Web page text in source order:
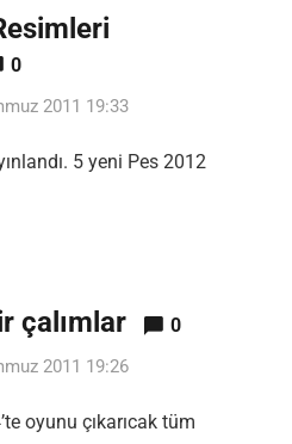
0
2011 19:33
5 yeni Pes 2012
çalımlar 0
2011 19:26
oyunu çıkarıcak tüm